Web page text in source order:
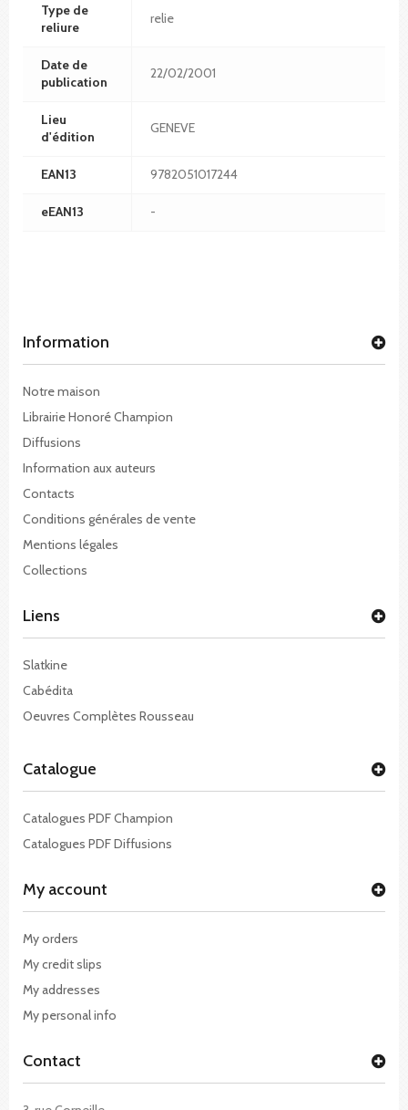
Type de
reliure
relie
Date de
publication
22/02/2001
Lieu
d'édition
GENEVE
EAN13 9782051017244
eEAN13 -
Information
Notre maison
Librairie Honoré Champion
Diffusions
Information aux auteurs
Contacts
Conditions générales de vente
Mentions légales
Collections
Liens
Slatkine
Cabédita
Oeuvres Complètes Rousseau
Catalogue
Catalogues PDF Champion
Catalogues PDF Diffusions
My account
My orders
My credit slips
My addresses
My personal info
Contact